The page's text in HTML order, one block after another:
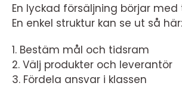
En lyckad försäljning börjar
En enkel struktur kan se ut så här:
1. Bestäm mål och tidsram
2. Välj produkter och leverantör
3. Fördela ansvar i klassen